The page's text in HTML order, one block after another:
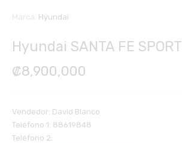
Marca: Hyundai
Hyundai SANTA FE SPORT
₡8,900,000
Vendedor: David Blanco
Teléfono 1: 88619848
Teléfono 2: